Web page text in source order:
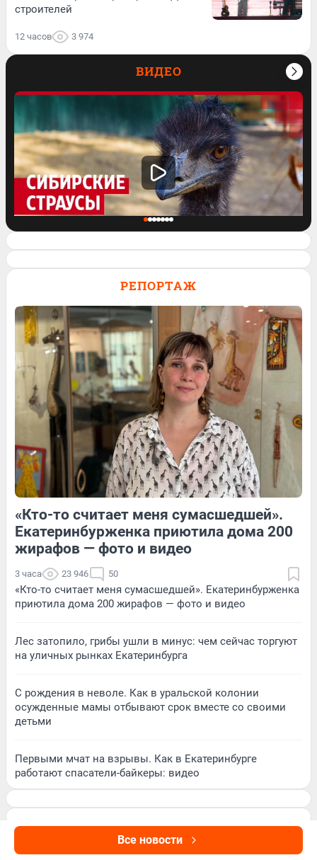
Все новости
строителей
12 часов 3 974
ВИДЕО
выращивать страусов. Видео
Обсудить
1 27 Обсудить
Обсудить
РЕПОРТАЖ
«Кто-то считает меня сумасшедшей».
Екатеринбурженка приютила дома 200
жирафов — фото и видео
3 часа 23 946 50
«Кто-то считает меня сумасшедшей». Екатеринбурженка
приютила дома 200 жирафов — фото и видео
Лес затопило, грибы ушли в минус: чем сейчас торгуют
на уличных рынках Екатеринбурга
С рождения в неволе. Как в уральской колонии
осужденные мамы отбывают срок вместе со своими
детьми
Первыми мчат на взрывы. Как в Екатеринбурге
работают спасатели-байкеры: видео
Подписаться на новости